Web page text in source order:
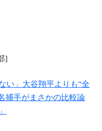
]
い」大谷翔平よりも“全
捕手がまさかの比較論